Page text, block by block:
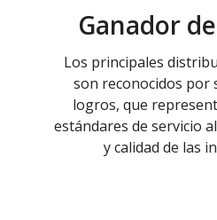
Ganador
Los principales
son reconocidos por
logros, que
estándares de servicio
y calidad de las